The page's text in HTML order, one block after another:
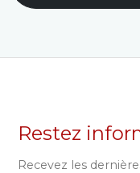
Restez
Recevez les